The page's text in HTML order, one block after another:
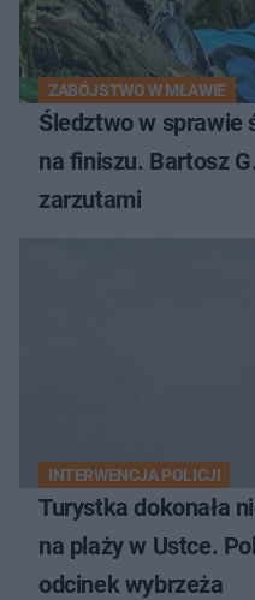
ZABÓJSTWO W MŁAWIE
Śledztwo w sprawie
na finiszu. Bartosz
zarzutami
INTERWENCJA POLICJI
Turystka dokonała
na plaży w Ustce.
odcinek wybrzeża